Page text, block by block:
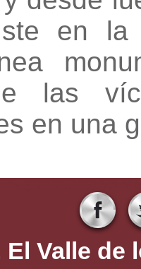
en la
las
en una
Valle de